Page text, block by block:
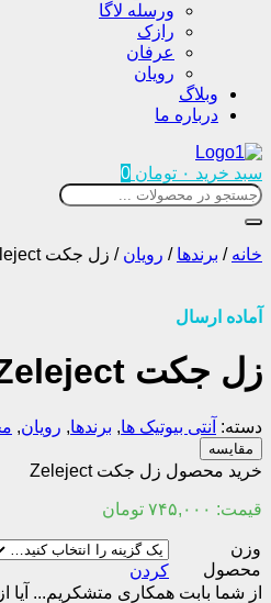
ورسله لاگا
رازک
عرفان
رویان
وبلاگ
درباره ما
سبد خرید ۰ تومان 0
خانه / برندها / رویان / زل جکت Zeleject
آماده ارسال
زل جکت Zeleject
دسته: آنتی بیوتیک ها, برندها, رویان,
مقایسه
خرید محصول زل جکت Zeleject
قیمت: ۷۴۵,۰۰۰ تومان
وزن
محصول
کردن
از شما بابت همکاری متشکریم...